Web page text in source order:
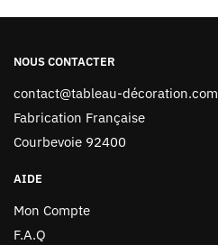
NOUS CONTACTER
contact@tableau-décoration.com
Fabrication Française
Courbevoie 92400
AIDE
Mon Compte
F.A.Q